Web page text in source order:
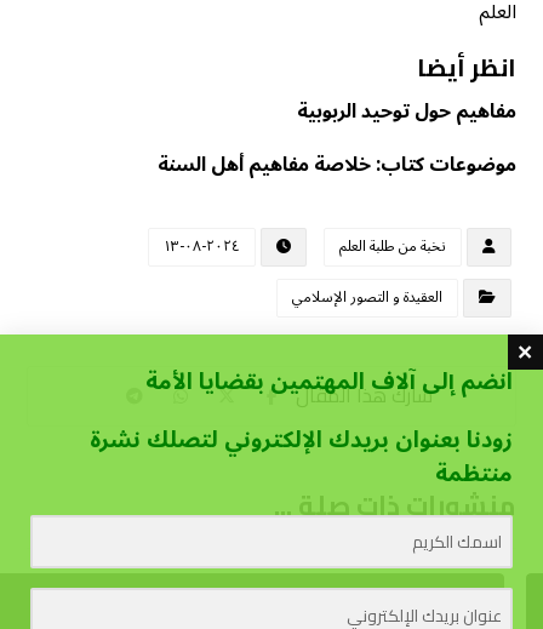
العلم
انظر أيضا
مفاهيم حول توحيد الربوبية
موضوعات كتاب: خلاصة مفاهيم أهل السنة
نخبة من طلبة العلم
٢٠٢٤-٠٨-١٣
العقيدة و التصور الإسلامي
منشورات ذات صلة ...
انضم إلى آلاف المهتمين بقضايا الأمة
زودنا بعنوان بريدك الإلكتروني لتصلك نشرة
منتظمة